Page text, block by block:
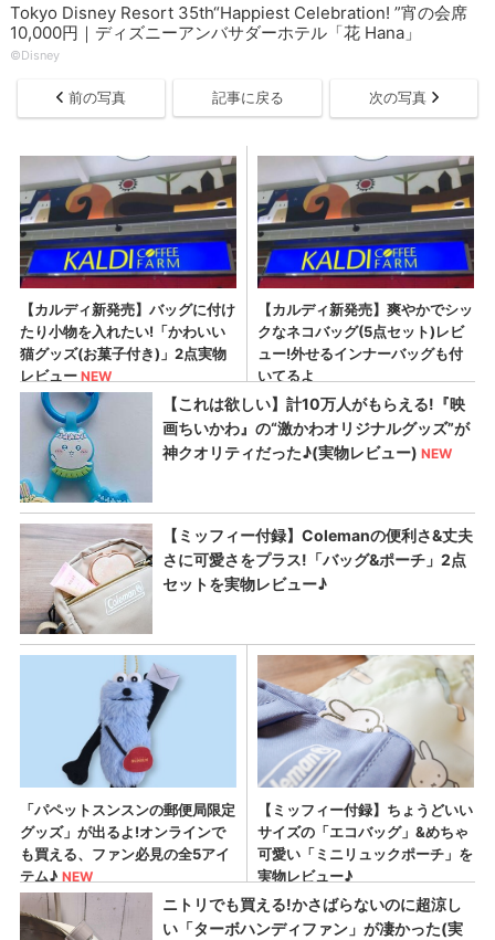
Tokyo Disney Resort 35th“Happiest Celebration! ”宵の会席
10,000円｜ディズニーアンバサダーホテル「花 Hana」
©Disney
前の写真 記事に戻る 次の写真